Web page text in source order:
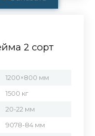
2 сорт
1200×800 мм
1500 кг
20-22 мм
9078-84 мм